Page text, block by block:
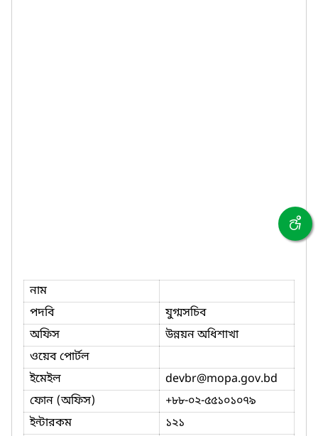
নাম
পদবি
যুগ্মসচিব
অফিস
উন্নয়ন অধিশাখা
ওয়েব পোর্টল
ইমেইল
devbr@mopa.gov.bd
ফোন (অফিস)
+৮৮-০২-৫৫১০১০৭৯
ইন্টারকম
১২১